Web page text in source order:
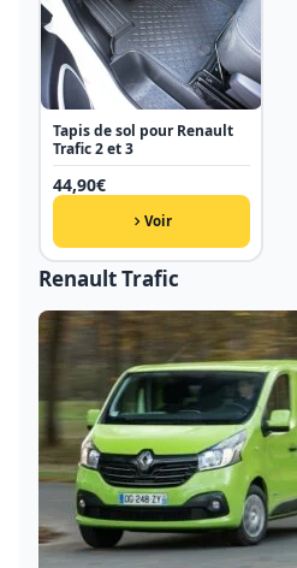
Tapis de sol pour Renault
Trafic 2 et 3
44,90€
Voir
Renault Trafic